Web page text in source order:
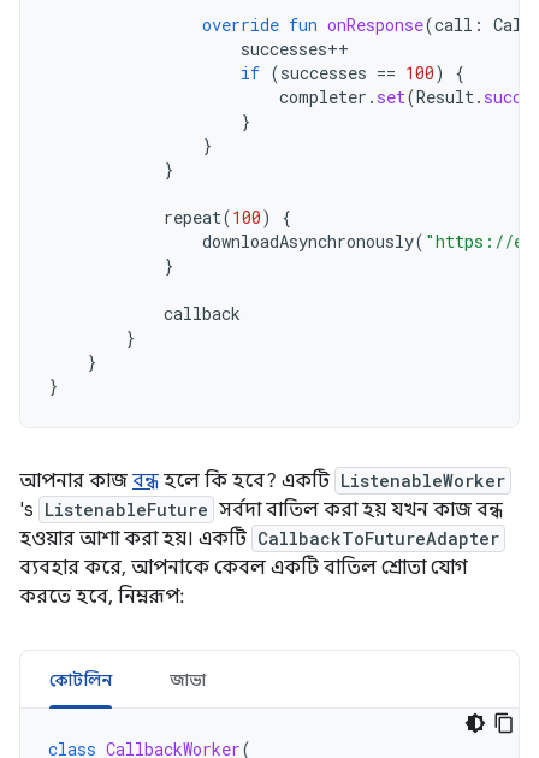
override fun onResponse(call : Call
successes++
if (successes == 100)
{
completer . set(Result.
}
}
}
repeat(100)
{
downloadAsynchronously( "https://
}
callback
}
}
}
আপনার কাজ বন্ধ হলে কি হবে? একটি ListenableWorker
's ListenableFuture সর্বদা বাতিল করা হয় যখন কাজ বন্ধ
হওয়ার আশা করা হয়। একটি CallbackToFutureAdapter
ব্যবহার করে, আপনাকে কেবল একটি বাতিল শ্রোতা যোগ
করতে হবে, নিম্নরূপ:
কোটলিন জাভা
class CallbackWorker(